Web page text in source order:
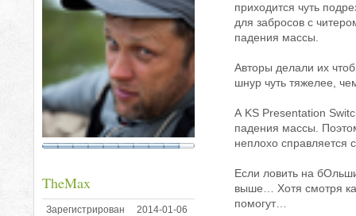
TheMax
Зарегистрирован
2014-01-06
приходится чуть
для забросов с
падения массы.
Авторы делали их
шнур чуть тяжелее,
А KS Presentation
падения массы.
неплохо справляется
Если ловить на
выше… Хотя смотря
помогут…